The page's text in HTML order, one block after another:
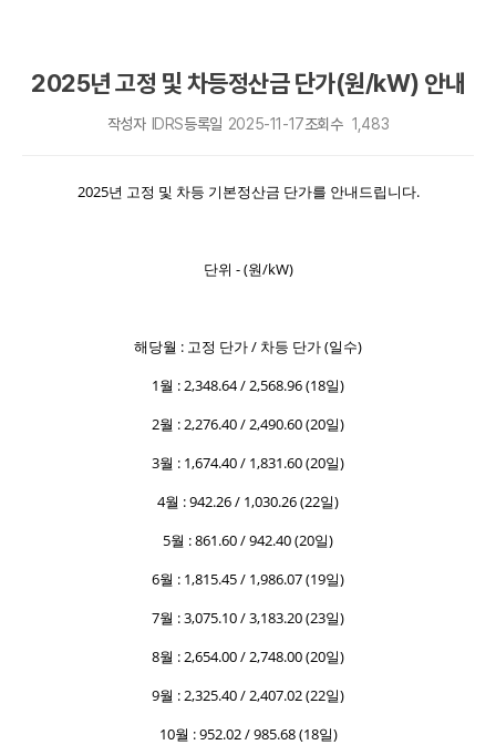
2025년 고정 및 차등정산금 단가(원/kW) 안내
작성자 IDRS등록일 2025-11-17조회수 1,483
2025년 고정 및 차등 기본정산금 단가를 안내드립니다.
단위 - (원/kW)
해당월 : 고정 단가 / 차등 단가 (일수)
1월 :2,348.64/2,568.96(18일)
2월 : 2,276.40 / 2,490.60 (20일)
3월 : 1,674.40 / 1,831.60 (20일)
4월 : 942.26 / 1,030.26 (22일)
5월 : 861.60 / 942.40 (20일)
6월 : 1,815.45/ 1,986.07(19일)
7월 : 3,075.10 / 3,183.20 (23일)
8월 : 2,654.00 / 2,748.00 (20일)
9월 : 2,325.40 / 2,407.02 (22일)
10월 : 952.02 / 985.68 (18일)